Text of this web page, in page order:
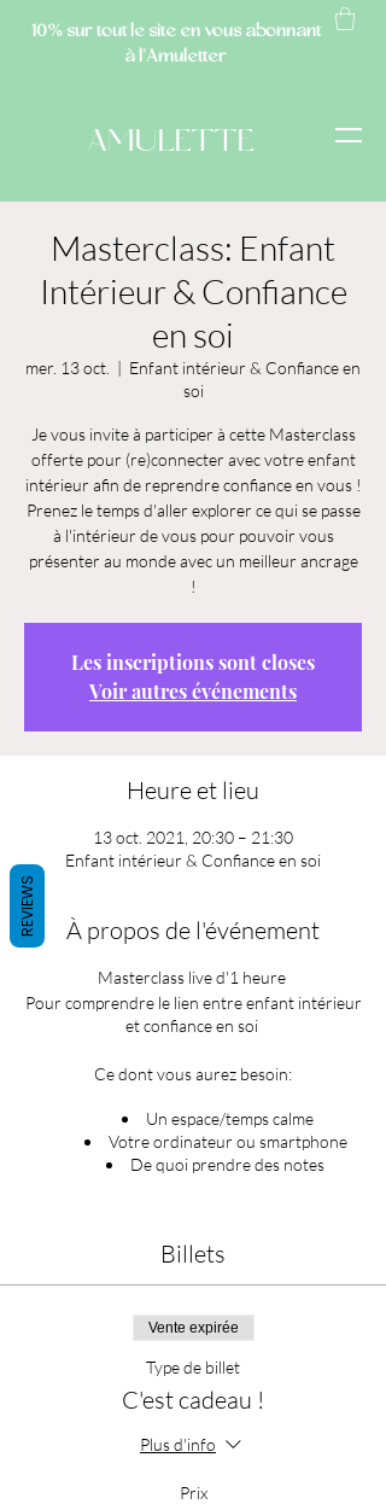
10% sur tout le site en vous abonnant
à l'Amuletter
AMULETTE
Masterclass: Enfant
Intérieur & Confiance
en soi
mer. 13 oct.
  |
Enfant intérieur & Confiance en
soi
Je vous invite à participer à cette Masterclass
offerte pour (re)connecter avec votre enfant
intérieur afin de reprendre confiance en vous !
Prenez le temps d'aller explorer ce qui se passe
à l'intérieur de vous pour pouvoir vous
présenter au monde avec un meilleur ancrage
!
Les inscriptions sont closes
Voir autres événements
Heure et lieu
13 oct. 2021, 20:30 – 21:30
Enfant intérieur & Confiance en soi
À propos de l'événement
Masterclass live d'1 heure
Pour comprendre le lien entre enfant intérieur
et confiance en soi
Ce dont vous aurez besoin:
Un espace/temps calme
Votre ordinateur ou smartphone
De quoi prendre des notes
Billets
Vente expirée
Type de billet
C'est cadeau !
Plus d'info
Prix
REVIEWS